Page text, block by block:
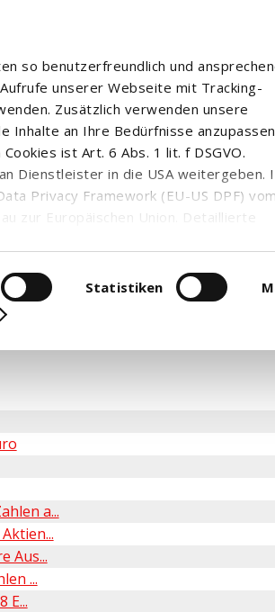
so benutzerfreundlich und
unserer Webseite mit Tracking-
Zusätzlich verwenden unsere
Inhalte an Ihre Bedürfnisse
ist Art. 6 Abs. 1 lit. f DSGVO.
Dienstleister in die USA weitergeben.
Privacy Framework (EU-US DPF)
zur Europäischen Union. Detaillierte
Datenschutz. Dort können Sie Ihre
anpassen.
Statistiken
hoc-Meldungen zum gewählten
a...
Aus...
...
E...